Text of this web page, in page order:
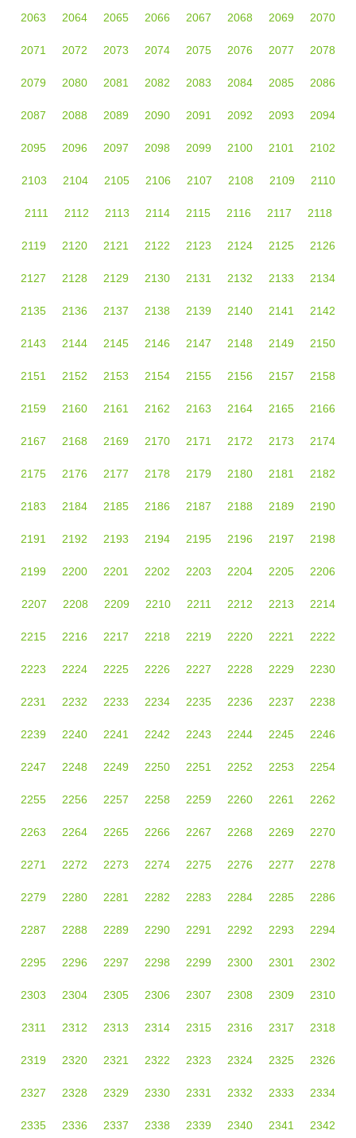
2063 2064 2065 2066 2067 2068 2069 2070
2071 2072 2073 2074 2075 2076 2077 2078
2079 2080 2081 2082 2083 2084 2085 2086
2087 2088 2089 2090 2091 2092 2093 2094
2095 2096 2097 2098 2099 2100 2101 2102
2103 2104 2105 2106 2107 2108 2109 2110
2111 2112 2113 2114 2115 2116 2117 2118
2119 2120 2121 2122 2123 2124 2125 2126
2127 2128 2129 2130 2131 2132 2133 2134
2135 2136 2137 2138 2139 2140 2141 2142
2143 2144 2145 2146 2147 2148 2149 2150
2151 2152 2153 2154 2155 2156 2157 2158
2159 2160 2161 2162 2163 2164 2165 2166
2167 2168 2169 2170 2171 2172 2173 2174
2175 2176 2177 2178 2179 2180 2181 2182
2183 2184 2185 2186 2187 2188 2189 2190
2191 2192 2193 2194 2195 2196 2197 2198
2199 2200 2201 2202 2203 2204 2205 2206
2207 2208 2209 2210 2211 2212 2213 2214
2215 2216 2217 2218 2219 2220 2221 2222
2223 2224 2225 2226 2227 2228 2229 2230
2231 2232 2233 2234 2235 2236 2237 2238
2239 2240 2241 2242 2243 2244 2245 2246
2247 2248 2249 2250 2251 2252 2253 2254
2255 2256 2257 2258 2259 2260 2261 2262
2263 2264 2265 2266 2267 2268 2269 2270
2271 2272 2273 2274 2275 2276 2277 2278
2279 2280 2281 2282 2283 2284 2285 2286
2287 2288 2289 2290 2291 2292 2293 2294
2295 2296 2297 2298 2299 2300 2301 2302
2303 2304 2305 2306 2307 2308 2309 2310
2311 2312 2313 2314 2315 2316 2317 2318
2319 2320 2321 2322 2323 2324 2325 2326
2327 2328 2329 2330 2331 2332 2333 2334
2335 2336 2337 2338 2339 2340 2341 2342